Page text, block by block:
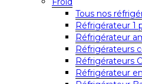
Tous nos
Réfrigérateur 1
Réfrigérateur
Réfrigérateurs
Réfrigérateurs
Réfrigérateur